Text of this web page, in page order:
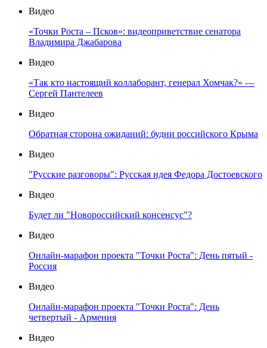
Видео
«Точки Роста – Псков»: видеоприветствие сенатора
Владимира Джабарова
Видео
«Так кто настоящий коллаборант, генерал Хомчак?» —
Сергей Пантелеев
Видео
Обратная сторона ожиданий: будни российского Крыма
Видео
"Русские разговоры": Русская идея Федора Достоевского
Видео
Будет ли "Новороссийский консенсус"?
Видео
Онлайн-марафон проекта "Точки Роста": День пятый -
Россия
Видео
Онлайн-марафон проекта "Точки Роста": День
четвертый - Армения
Видео